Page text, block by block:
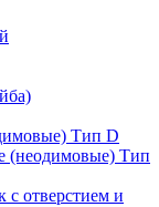
Тип D
(неодимовые) Тип
с отверстием и